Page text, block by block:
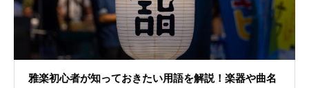
の愛想の良い口調や独特の語尾な
ど、その言い回しの特徴を解説
雅楽初心者が知っておきたい用語を解説！楽器や曲名